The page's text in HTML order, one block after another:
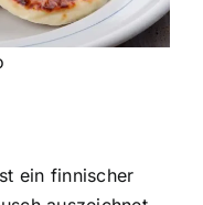
ein finnischer